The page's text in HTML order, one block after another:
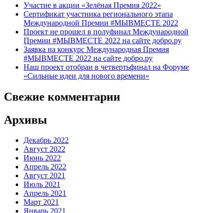
Участие в акции «Зелёная Премия 2022»
Сертификат участника регионального этапа
Международной Премии #МЫВМЕСТЕ 2022
Проект не прошел в полуфинал Международной
Премии #МЫВМЕСТЕ 2022 на сайте добро.ру
Заявка на конкурс Международная Премия
#МЫВМЕСТЕ 2022 на сайте добро.ру
Наш проект отобран в четвертьфинал на Форуме
«Сильные идеи для нового времени»
Свежие комментарии
Архивы
Декабрь 2022
Август 2022
Июнь 2022
Апрель 2022
Август 2021
Июль 2021
Апрель 2021
Март 2021
Январь 2021